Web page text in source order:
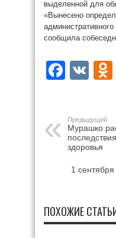
выделенной для
«Вынесено
сообщила
VK
Предыдущий
Мурашко
здоровья
1
ПОХОЖИЕ